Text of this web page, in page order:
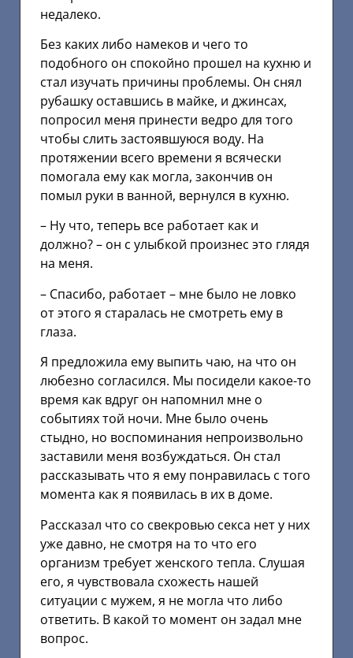
недалеко.
Без каких либо намеков и чего то
подобного он спокойно прошел на кухню и
стал изучать причины проблемы. Он снял
рубашку оставшись в майке, и джинсах,
попросил меня принести ведро для того
чтобы слить застоявшуюся воду. На
протяжении всего времени я всячески
помогала ему как могла, закончив он
помыл руки в ванной, вернулся в кухню.
– Ну что, теперь все работает как и
должно? – он с улыбкой произнес это глядя
на меня.
– Спасибо, работает – мне было не ловко
от этого я старалась не смотреть ему в
глаза.
Я предложила ему выпить чаю, на что он
любезно согласился. Мы посидели какое-то
время как вдруг он напомнил мне о
событиях той ночи. Мне было очень
стыдно, но воспоминания непроизвольно
заставили меня возбуждаться. Он стал
рассказывать что я ему понравилась с того
момента как я появилась в их в доме.
Рассказал что со свекровью секса нет у них
уже давно, не смотря на то что его
организм требует женского тепла. Слушая
его, я чувствовала схожесть нашей
ситуации с мужем, я не могла что либо
ответить. В какой то момент он задал мне
вопрос.